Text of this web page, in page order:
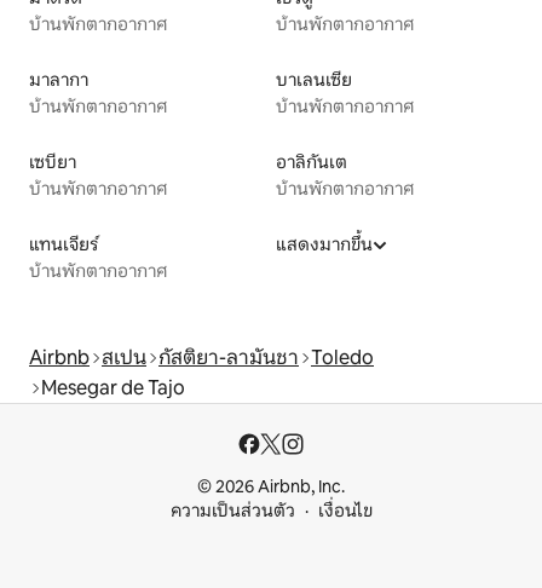
บ้านพักตากอากาศ
บ้านพักตากอากาศ
มาลากา
บ้านพักตากอากาศ
บาเลนเซีย
บ้านพักตากอากาศ
เซบียา
บ้านพักตากอากาศ
อาลิกันเต
บ้านพักตากอากาศ
แทนเจียร์
บ้านพักตากอากาศ
แสดงมากขึ้น
Airbnb สเปน กัสติยา-ลามันชา Toledo
Mesegar de Tajo
© 2026 Airbnb, Inc.
ความเป็นส่วนตัว
เงื่อนไข